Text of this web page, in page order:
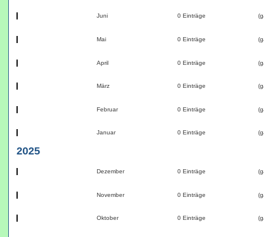
Juni 0 Einträge
Mai 0 Einträge
April 0 Einträge
März 0 Einträge
Februar 0 Einträge
Januar 0 Einträge
2025
Dezember 0 Einträge
November 0 Einträge
Oktober 0 Einträge